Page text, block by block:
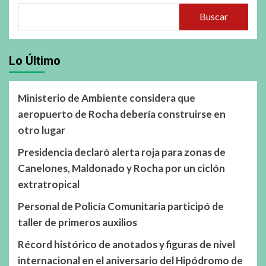
Buscar
Lo Último
Ministerio de Ambiente considera que
aeropuerto de Rocha debería construirse en
otro lugar
Presidencia declaró alerta roja para zonas de
Canelones, Maldonado y Rocha por un ciclón
extratropical
Personal de Policía Comunitaria participó de
taller de primeros auxilios
Récord histórico de anotados y figuras de nivel
internacional en el aniversario del Hipódromo de